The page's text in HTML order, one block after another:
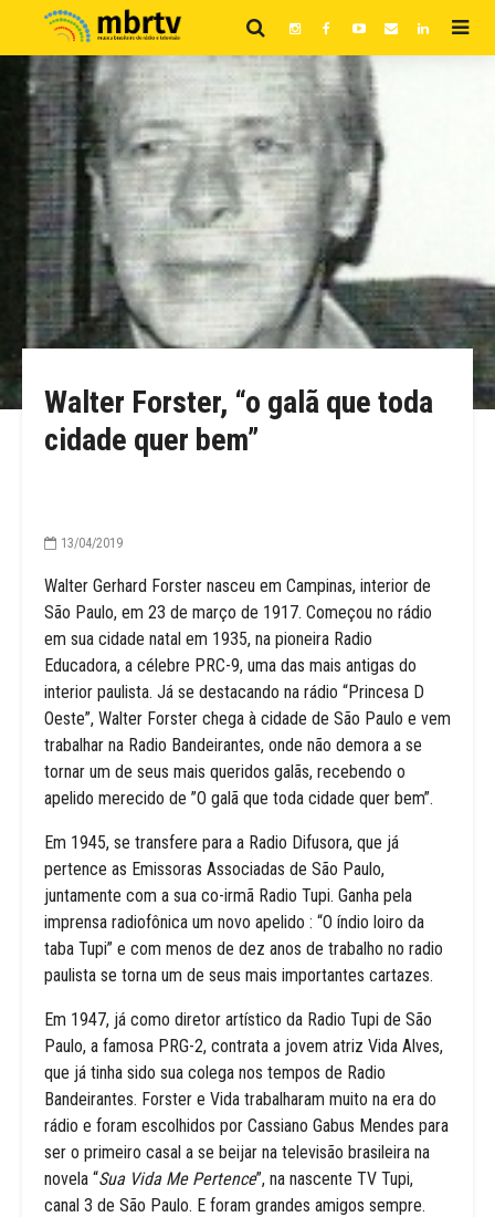
Walter Forster, “o galã que toda
cidade quer bem”
13/04/2019
Walter Gerhard Forster nasceu em Campinas, interior de
São Paulo, em 23 de março de 1917. Começou no rádio
em sua cidade natal em 1935, na pioneira Radio
Educadora, a célebre PRC-9, uma das mais antigas do
interior paulista. Já se destacando na rádio “Princesa D
Oeste”, Walter Forster chega à cidade de São Paulo e vem
trabalhar na Radio Bandeirantes, onde não demora a se
tornar um de seus mais queridos galãs, recebendo o
apelido merecido de ”O galã que toda cidade quer bem”.
Em 1945, se transfere para a Radio Difusora, que já
pertence as Emissoras Associadas de São Paulo,
juntamente com a sua co-irmã Radio Tupi. Ganha pela
imprensa radiofônica um novo apelido : “O índio loiro da
taba Tupi” e com menos de dez anos de trabalho no radio
paulista se torna um de seus mais importantes cartazes.
Em 1947, já como diretor artístico da Radio Tupi de São
Paulo, a famosa PRG-2, contrata a jovem atriz Vida Alves,
que já tinha sido sua colega nos tempos de Radio
Bandeirantes. Forster e Vida trabalharam muito na era do
rádio e foram escolhidos por Cassiano Gabus Mendes para
ser o primeiro casal a se beijar na televisão brasileira na
novela “Sua Vida Me Pertence”, na nascente TV Tupi,
canal 3 de São Paulo. E foram grandes amigos sempre.